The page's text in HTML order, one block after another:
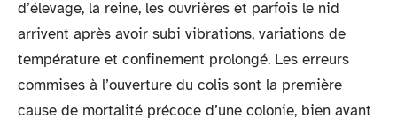
d’élevage, la reine, les ouvrières et parfois le nid
arrivent après avoir subi vibrations, variations de
température et confinement prolongé. Les erreurs
commises à l’ouverture du colis sont la première
cause de mortalité précoce d’une colonie, bien avant